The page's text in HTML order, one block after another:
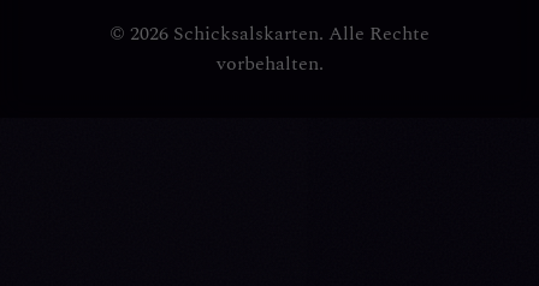
© 2026 Schicksalskarten. Alle Rechte
vorbehalten.